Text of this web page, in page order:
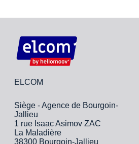
ELCOM
Siège - Agence de Bourgoin-
Jallieu
1 rue Isaac Asimov ZAC
La Maladière
38300 Bourgoin-Jallieu